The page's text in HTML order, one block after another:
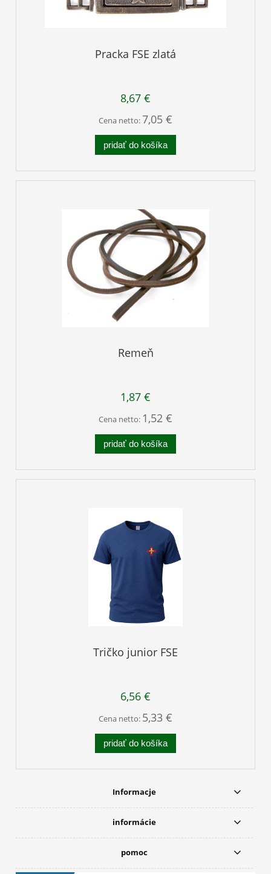
Pracka FSE zlatá
8,67 €
Cena netto:7,05 €
pridať do košíka
Remeň
1,87 €
Cena netto: 1,52 €
pridať do košíka
Tričko junior FSE
6,56 €
Cena netto: 5,33 €
pridať do košíka
Informacje
informácie
pomoc